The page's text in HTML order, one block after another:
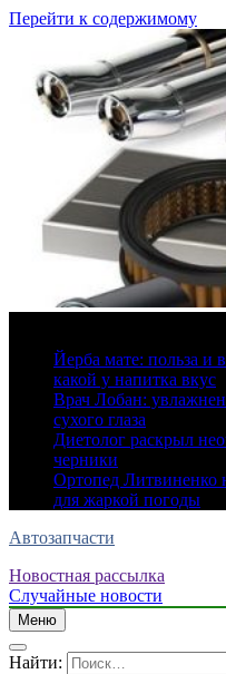
Перейти к содержимому
Йерба мате: польза и
какой у напитка вкус
Врач Лобан:
сухого глаза
Диетолог раскрыл
черники
Ортопед Литвиненко
для жаркой погоды
Автозапчасти
Новостная рассылка
Случайные новости
Меню
Найти: